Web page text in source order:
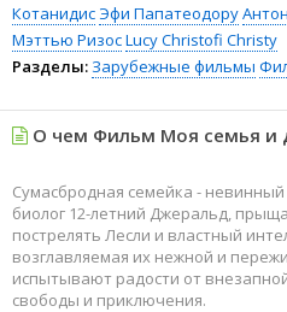
КотанидисЭфи Папатеодору
Мэттью РизосLucy Christofi Christy
Разделы: Зарубежные фильмы
О чем Фильм Моя семья и
Сумасбродная семейка -
биолог 12-летний Джеральд,
пострелять Лесли и властный
возглавляемая их нежной и
испытывают радости от
свободы и приключения.